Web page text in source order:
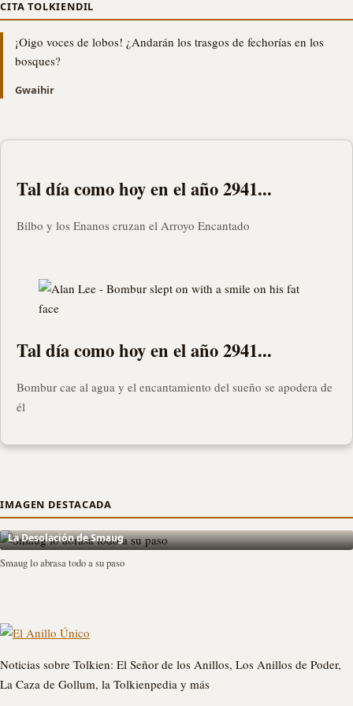
CITA TOLKIENDIL
¡Oigo voces de lobos! ¿Andarán los trasgos de fechorías en los
bosques?
Gwaihir
Tal día como hoy en el año 2941...
Bilbo y los Enanos cruzan el Arroyo Encantado
Tal día como hoy en el año 2941...
Bombur cae al agua y el encantamiento del sueño se apodera de
él
IMAGEN DESTACADA
La Desolación de Smaug
Smaug lo abrasa todo a su paso
Noticias sobre Tolkien: El Señor de los Anillos, Los Anillos de Poder,
La Caza de Gollum, la Tolkienpedia y más